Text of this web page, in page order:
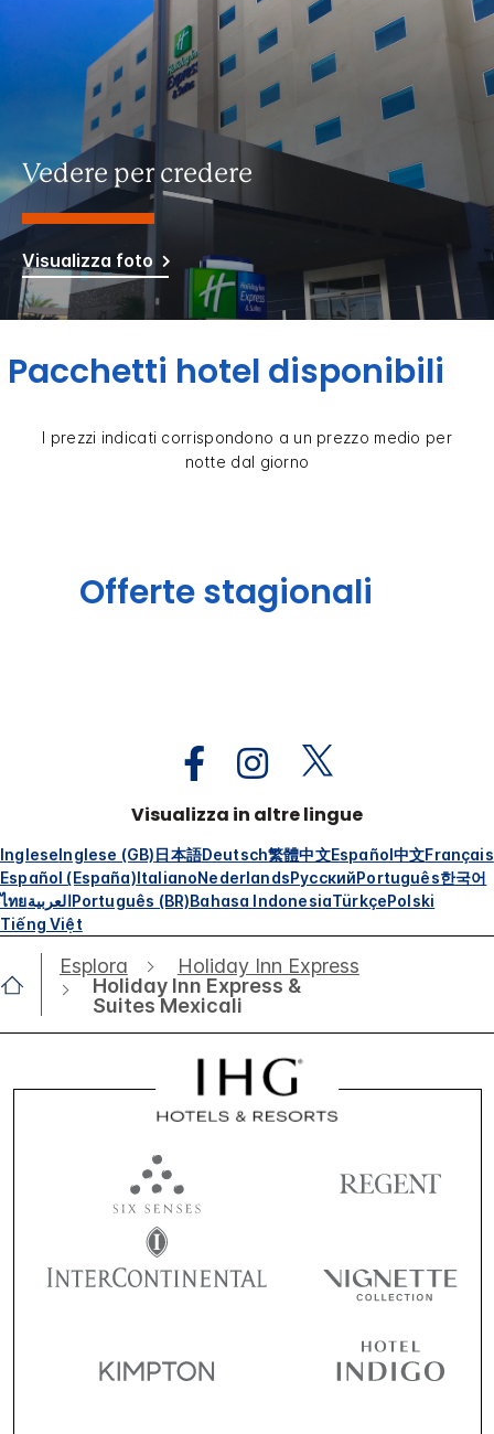
Vedere per credere
Visualizza foto
Pacchetti hotel disponibili
I prezzi indicati corrispondono a un prezzo medio per
notte dal giorno
Offerte stagionali
Visualizza in altre lingue
IngleseInglese (GB)日本語Deutsch繁體中文Español中文Français
Español (España)ItalianoNederlandsРусскийPortuguês한국어
ไทยالعربيةPortuguês (BR)Bahasa IndonesiaTürkçePolski
Tiếng Việt
Esplora
Holiday Inn Express
Holiday Inn Express &
Suites Mexicali